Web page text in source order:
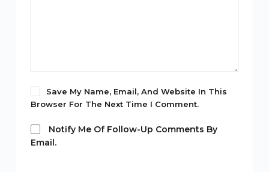
Save My Name, Email, And Website In This
Browser For The Next Time I Comment.
Notify Me Of Follow-Up Comments By
Email.